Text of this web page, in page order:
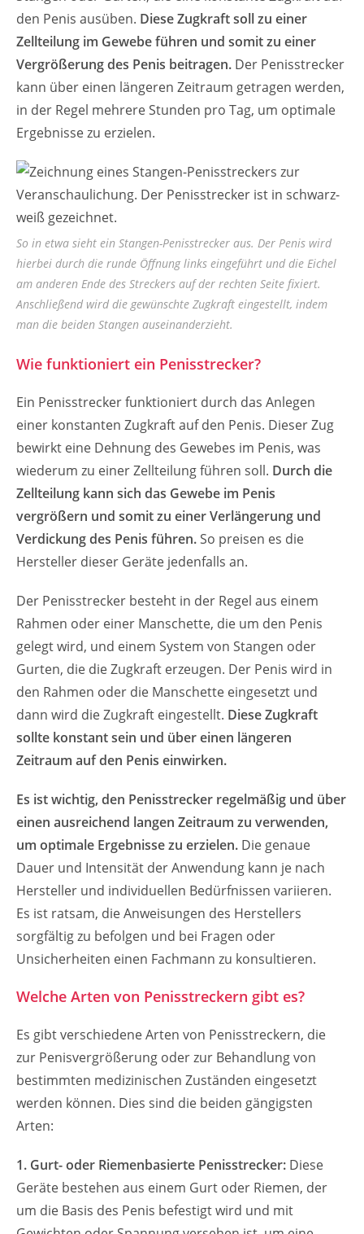
den Penis ausüben. Diese Zugkraft soll zu einer
Zellteilung im Gewebe führen und somit zu einer
Vergrößerung des Penis beitragen. Der Penisstrecker
kann über einen längeren Zeitraum getragen werden,
in der Regel mehrere Stunden pro Tag, um optimale
Ergebnisse zu erzielen.
So in etwa sieht ein Stangen-Penisstrecker aus. Der Penis wird
hierbei durch die runde Öffnung links eingeführt und die Eichel
am anderen Ende des Streckers auf der rechten Seite fixiert.
Anschließend wird die gewünschte Zugkraft eingestellt, indem
man die beiden Stangen auseinanderzieht.
Wie funktioniert ein Penisstrecker?
Ein Penisstrecker funktioniert durch das Anlegen
einer konstanten Zugkraft auf den Penis. Dieser Zug
bewirkt eine Dehnung des Gewebes im Penis, was
wiederum zu einer Zellteilung führen soll. Durch die
Zellteilung kann sich das Gewebe im Penis
vergrößern und somit zu einer Verlängerung und
Verdickung des Penis führen.So preisen es die
Hersteller dieser Geräte jedenfalls an.
Der Penisstrecker besteht in der Regel aus einem
Rahmen oder einer Manschette, die um den Penis
gelegt wird, und einem System von Stangen oder
Gurten, die die Zugkraft erzeugen. Der Penis wird in
den Rahmen oder die Manschette eingesetzt und
dann wird die Zugkraft eingestellt. Diese Zugkraft
sollte konstant sein und über einen längeren
Zeitraum auf den Penis einwirken.
Es ist wichtig, den Penisstrecker regelmäßig und über
einen ausreichend langen Zeitraum zu verwenden,
um optimale Ergebnisse zu erzielen. Die genaue
Dauer und Intensität der Anwendung kann je nach
Hersteller und individuellen Bedürfnissen variieren.
Es ist ratsam, die Anweisungen des Herstellers
sorgfältig zu befolgen und bei Fragen oder
Unsicherheiten einen Fachmann zu konsultieren.
Welche Arten von Penisstreckern gibt es?
Es gibt verschiedene Arten von Penisstreckern, die
zur Penisvergrößerung oder zur Behandlung von
bestimmten medizinischen Zuständen eingesetzt
werden können. Dies sind die beiden gängigsten
Arten:
1. Gurt- oder Riemenbasierte Penisstrecker: Diese
Geräte bestehen aus einem Gurt oder Riemen, der
um die Basis des Penis befestigt wird und mit